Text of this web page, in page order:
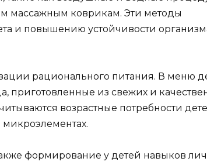
массажным коврикам. Эти методы
и повышению устойчивости
рационального питания. В меню
приготовленные из свежих и
возрастные потребности
микроэлементах.
формирование у детей навыков